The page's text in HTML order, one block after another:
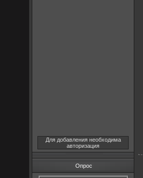
Для добавления необходима
авторизация
Опрос